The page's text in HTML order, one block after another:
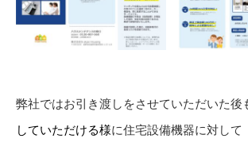
弊社ではお引き渡しをさせていただいた後
していただける様に住宅設備機器に対して